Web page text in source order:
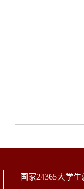
国家24365大学